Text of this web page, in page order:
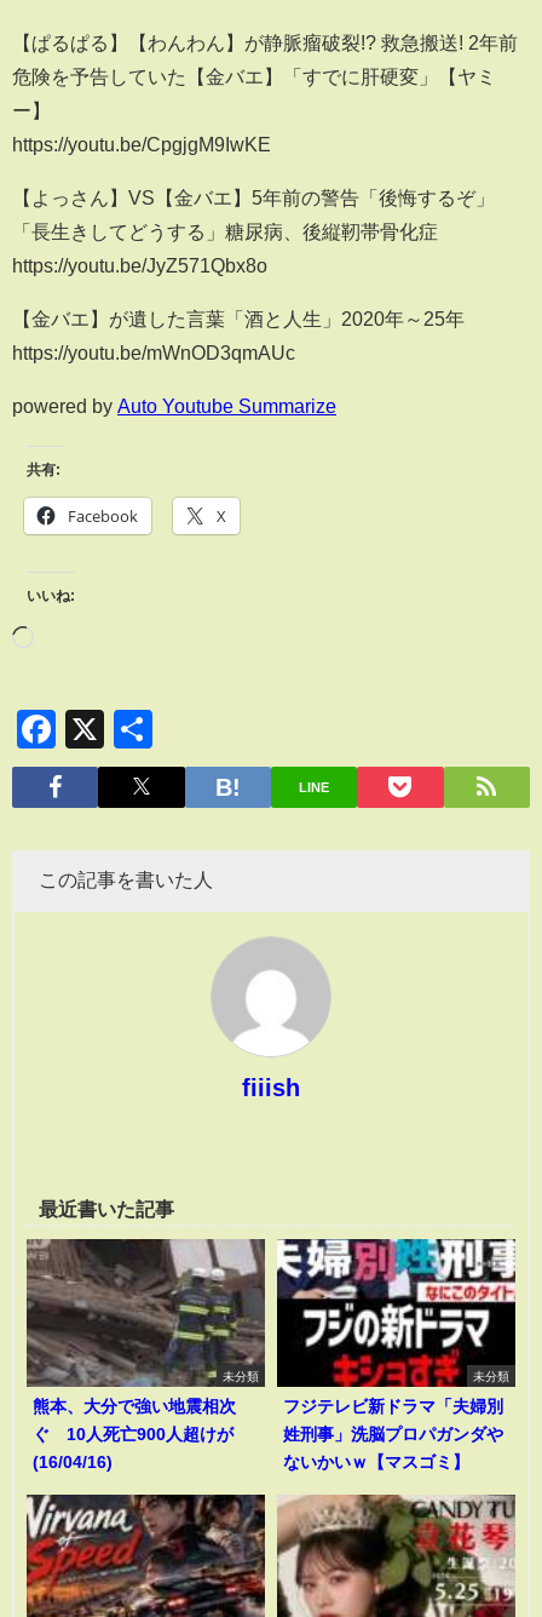
【ぱるぱる】【わんわん】が静脈瘤破裂!? 救急搬送! 2年前
危険を予告していた【金バエ】「すでに肝硬変」【ヤミ
ー】
https://youtu.be/CpgjgM9IwKE
【よっさん】VS【金バエ】5年前の警告「後悔するぞ」
「長生きしてどうする」糖尿病、後縦靭帯骨化症
https://youtu.be/JyZ571Qbx8o
【金バエ】が遺した言葉「酒と人生」2020年～25年
https://youtu.be/mWnOD3qmAUc
powered by Auto Youtube Summarize
共有:
Facebook X
いいね:
Facebook
X
有
LINE
この記事を書いた人
fiiish
最近書いた記事
未分類
熊本、大分で強い地震相次
ぐ 10人死亡900人超けが
(16/04/16)
未分類
フジテレビ新ドラマ「夫婦別
姓刑事」洗脳プロパガンダや
ないかいｗ【マスゴミ】